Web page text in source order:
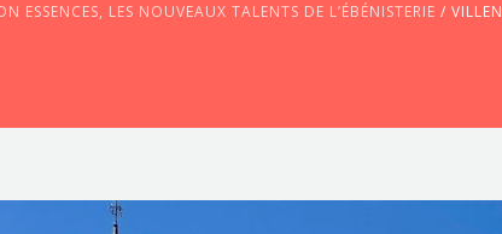
ESSENCES, LES NOUVEAUX TALENTS DE L’ÉBÉNISTERIE /